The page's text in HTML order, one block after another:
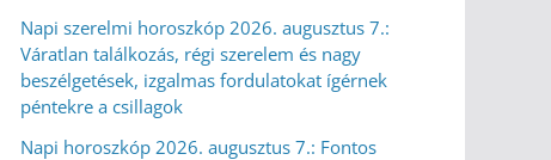
Napi szerelmi horoszkóp 2026. augusztus 7.:
Váratlan találkozás, régi szerelem és nagy
beszélgetések, izgalmas fordulatokat ígérnek
péntekre a csillagok
Napi horoszkóp 2026. augusztus 7.: Fontos